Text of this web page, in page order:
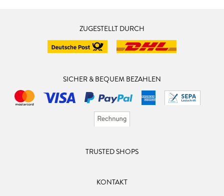
ZUGESTELLT DURCH
SICHER & BEQUEM BEZAHLEN
TRUSTED SHOPS
KONTAKT